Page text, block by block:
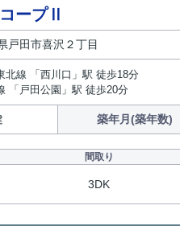
ープⅡ
戸田市喜沢２丁目
北線 「西川口」駅 徒歩18分
「戸田公園」駅 徒歩20分
築年月(築年数)
間取り
3DK